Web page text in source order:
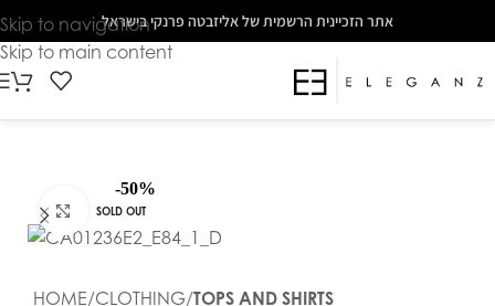
The
beginning
of
web
move
Skip to navigation
Skip to main content
אתר הזכיינית הרשמית של אליזבטה פרנקי בישראל
-50%
SOLD OUT
Click to enlarge
HOME CLOTHING TOPS AND SHIRTS